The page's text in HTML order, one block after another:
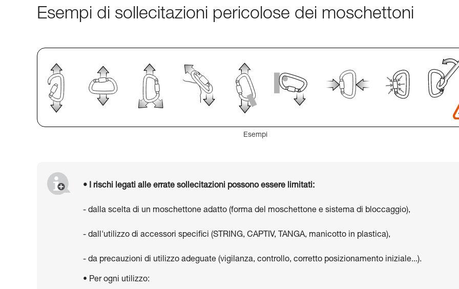
Esempi di sollecitazioni pericolose dei moschettoni
Esempi
• I rischi legati alle errate sollecitazioni possono essere limitati:
- dalla scelta di un moschettone adatto (forma del moschettone e sistema di bloccaggio),
- dall'utilizzo di accessori specifici (STRING, CAPTIV, TANGA, manicotto in plastica),
- da precauzioni di utilizzo adeguate (vigilanza, controllo, corretto posizionamento iniziale...).
• Per ogni utilizzo: